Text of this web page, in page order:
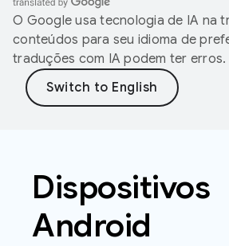
O Google usa tecnologia de IA na
conteúdos para seu idioma de
traduções com IA podem ter erros.
Dispositivos
Android